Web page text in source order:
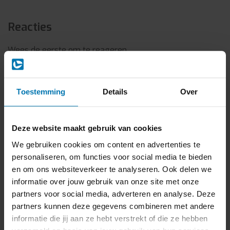
Toestemming Details Over
Deze website maakt gebruik van cookies
We gebruiken cookies om content en advertenties te
personaliseren, om functies voor social media te bieden
en om ons websiteverkeer te analyseren. Ook delen we
informatie over jouw gebruik van onze site met onze
partners voor social media, adverteren en analyse. Deze
partners kunnen deze gegevens combineren met andere
informatie die jij aan ze hebt verstrekt of die ze hebben
Reacties
Wees de eerste om te reageren...
Laat een reactie achter
E-mail:*
* Uw e-mailadres wordt niet gepubliceerd.